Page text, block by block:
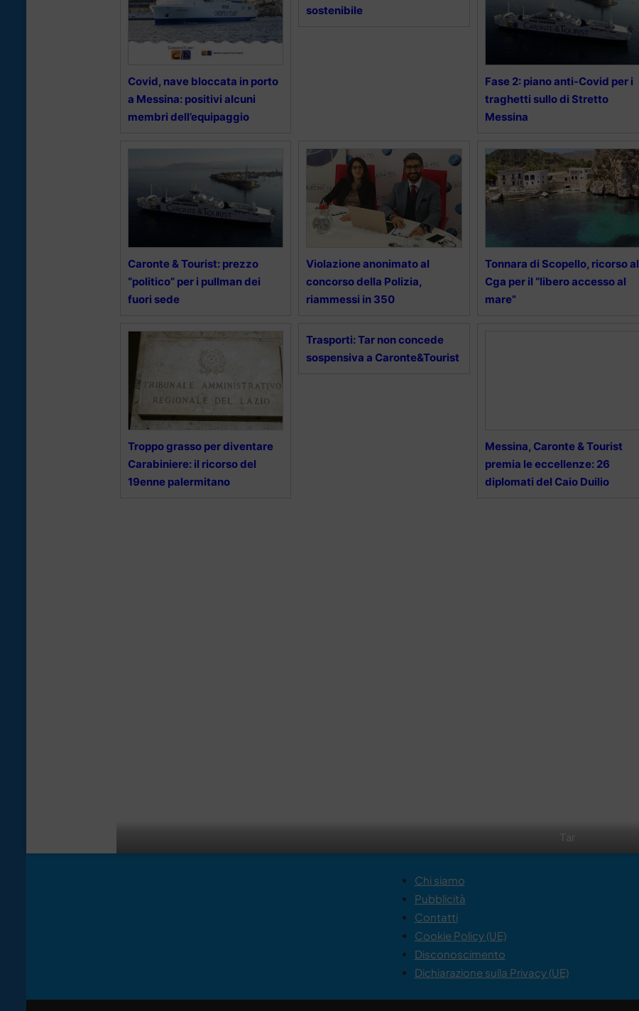
Tar
Covid, nave bloccata in porto
a Messina: positivi alcuni
membri dell’equipaggio
sostenibile
Fase 2: piano anti-Covid per i
traghetti sullo di Stretto
Messina
Caronte & Tourist: prezzo
“politico” per i pullman dei
fuori sede
Violazione anonimato al
concorso della Polizia,
riammessi in 350
Tonnara di Scopello, ricorso al
Cga per il “libero accesso al
mare”
Troppo grasso per diventare
Carabiniere: il ricorso del
19enne palermitano
Trasporti: Tar non concede
sospensiva a Caronte&Tourist
Messina, Caronte & Tourist
premia le eccellenze: 26
diplomati del Caio Duilio
Chi siamo
Pubblicità
Contatti
Cookie Policy (UE)
Disconoscimento
Dichiarazione sulla Privacy (UE)